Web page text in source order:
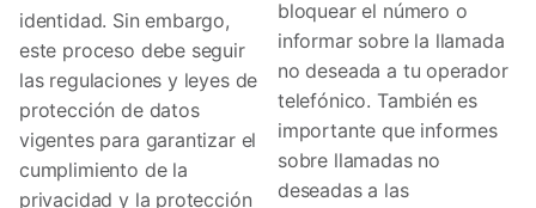
identidad. Sin embargo,
este proceso debe seguir
las regulaciones y leyes de
protección de datos
vigentes para garantizar el
cumplimiento de la
privacidad y la protección
bloquear el número o
informar sobre la llamada
no deseada a tu operador
telefónico. También es
importante que informes
sobre llamadas no
deseadas a las